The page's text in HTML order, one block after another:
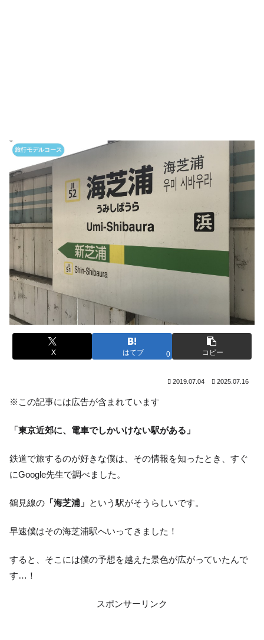
旅行モデルコース
X はてブ 0 コピー
2019.07.04 2025.07.16
※この記事には広告が含まれています
「東京近郊に、電車でしかいけない駅がある」
鉄道で旅するのが好きな僕は、その情報を知ったとき、すぐ
にGoogle先生で調べました。
鶴見線の 「海芝浦」 という駅がそうらしいです。
早速僕はその海芝浦駅へいってきました！
すると、そこには僕の予想を越えた景色が広がっていたんで
す…！
スポンサーリンク